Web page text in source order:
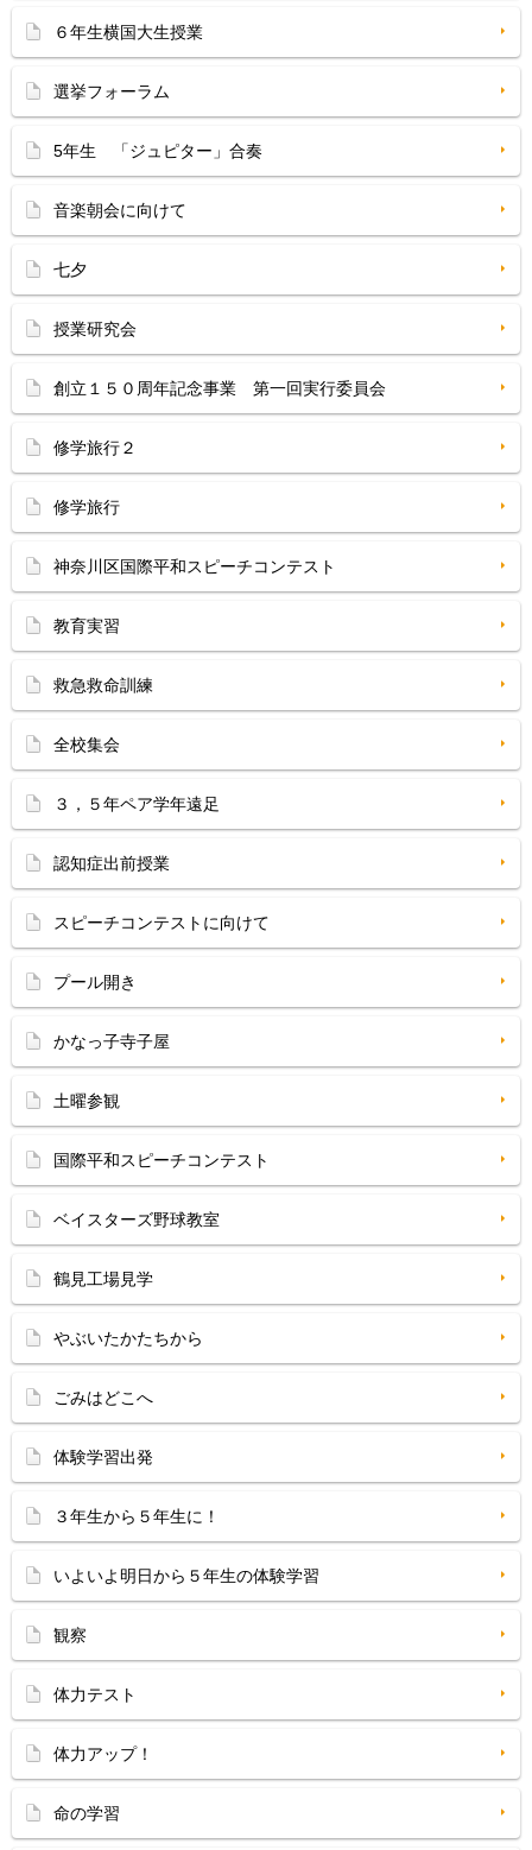
６年生横国大生授業
選挙フォーラム
5年生 「ジュピター」合奏
音楽朝会に向けて
七夕
授業研究会
創立１５０周年記念事業 第一回実行委員会
修学旅行２
修学旅行
神奈川区国際平和スピーチコンテスト
教育実習
救急救命訓練
全校集会
３，５年ペア学年遠足
認知症出前授業
スピーチコンテストに向けて
プール開き
かなっ子寺子屋
土曜参観
国際平和スピーチコンテスト
ベイスターズ野球教室
鶴見工場見学
やぶいたかたちから
ごみはどこへ
体験学習出発
３年生から５年生に！
いよいよ明日から５年生の体験学習
観察
体力テスト
体力アップ！
命の学習